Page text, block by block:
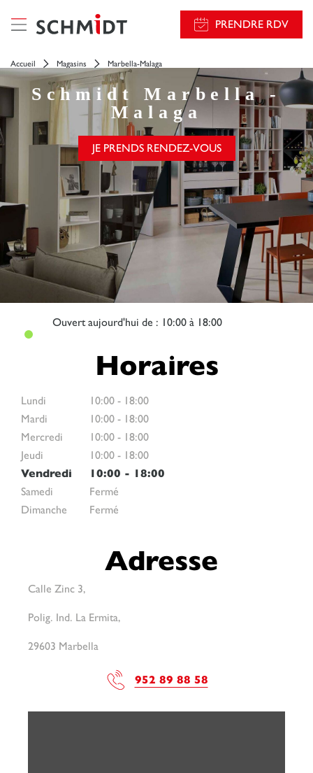
PRENDRE RDV
Accueil Magasins Marbella-Malaga
Schmidt
Marbella -
Malaga
JE PRENDS RENDEZ-VOUS
Ouvertaujourd'hui de : 10:00 à 18:00
Horaires
Lundi 10:00 - 18:00
Mardi
10:00 - 18:00
Mercredi
10:00 - 18:00
Jeudi
10:00 - 18:00
Vendredi
10:00 - 18:00
Samedi
Fermé
Dimanche
Fermé
Adresse
Calle Zinc 3,
Polig. Ind. La Ermita,
29603 Marbella
952 89 88 58